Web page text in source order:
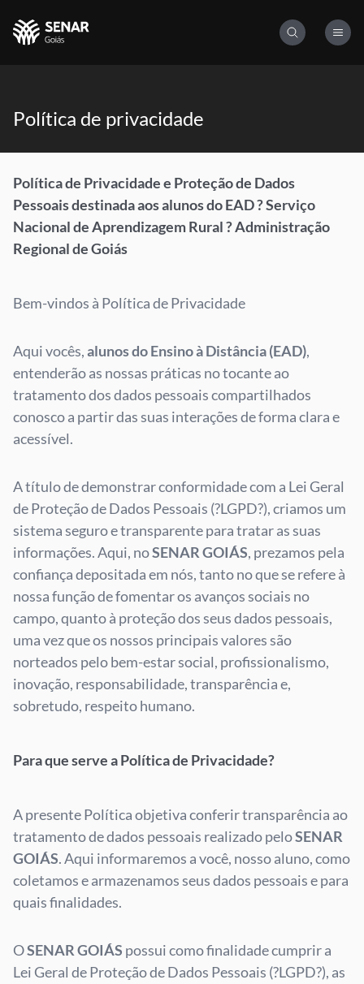
Política de privacidade
Política de Privacidade e Proteção de Dados
Pessoais destinada aos alunos do EAD ? Serviço
Nacional de Aprendizagem Rural ? Administração
Regional de Goiás
Bem-vindos à Política de Privacidade
Aqui vocês,alunos do Ensino à Distância (EAD),
entenderão as nossas práticas no tocante ao
tratamento dos dados pessoais compartilhados
conosco a partir das suas interações de forma clara e
acessível.
A título de demonstrar conformidade com a Lei Geral
de Proteção de Dados Pessoais (?LGPD?), criamos um
sistema seguro e transparente para tratar as suas
informações. Aqui, noSENAR GOIÁS, prezamos pela
confiança depositada em nós, tanto no que se refere à
nossa função de fomentar os avanços sociais no
campo, quanto à proteção dos seus dados pessoais,
uma vez que os nossos principais valores são
norteados pelo bem-estar social, profissionalismo,
inovação, responsabilidade, transparência e,
sobretudo, respeito humano.
Para que serve a Política de Privacidade?
A presente Política objetiva conferir transparência ao
tratamento de dados pessoais realizado peloSENAR
GOIÁS. Aqui informaremos a você, nosso aluno, como
coletamos e armazenamos seus dados pessoais e para
quais finalidades.
OSENAR GOIÁS possui como finalidade cumprir a
Lei Geral de Proteção de Dados Pessoais (?LGPD?), as